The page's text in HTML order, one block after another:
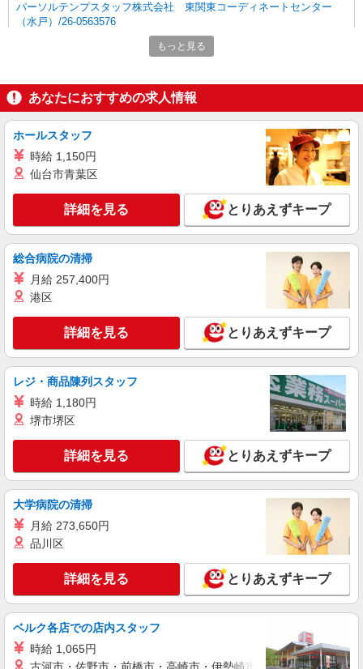
パーソルテンプスタッフ株式会社 東関東コーディネートセンター
（水戸）/26-0563576
［定時17時05分＆残業少なめ♪］安定就業★車
通勤可↑長期事務◎
茨城県ひたちなか市／最寄駅：金上駅 ≪車
通勤可≫ 敷地内無料駐車場あり♪
詳細を見る
派遣社員
パーソルテンプスタッフ株式会社 東関東コーディネートセンター
（水戸）/26-0587975
［勝田駅エリア］時給1400円★16:00終業＆残
時給1400円〜1450円（経験・能力による）
茨城県ひたちなか市／最寄駅：勝田駅 ≪車
通勤可≫ 徒歩10分の所に民間駐車場あり！
キープ 詳細を見る
派遣社員
パーソルテンプスタッフ株式会社 東関東コーディネートセンター
（水戸）/26-0540772
［大手メーカー×ジムのお仕事♪］時給1600〜
1800円★勝田エリア◎
時給1600円〜1800円（経験・能力による）
茨城県ひたちなか市／最寄駅：勝田駅 ≪車
通勤可≫ 徒歩10分のところに民間駐車場あり
キープ 詳細を見る
パーソルテンプスタッフ株式会社 東関東コーディネートセンター
（水戸）/26-0577616
未経験OK♪ジムのお仕事♪
もっと見る
あなたにおすすめの求人情報
ホールスタッフ
時給 1,150円
仙台市青葉区
詳細を見る とりあえずキープ
総合病院の清掃
月給 257,400円
港区
詳細を見る とりあえずキープ
レジ・商品陳列スタッフ
時給 1,180円
堺市堺区
詳細を見る とりあえずキープ
大学病院の清掃
月給 273,650円
品川区
詳細を見る とりあえずキープ
ベルク各店での店内スタッフ
時給 1,065円